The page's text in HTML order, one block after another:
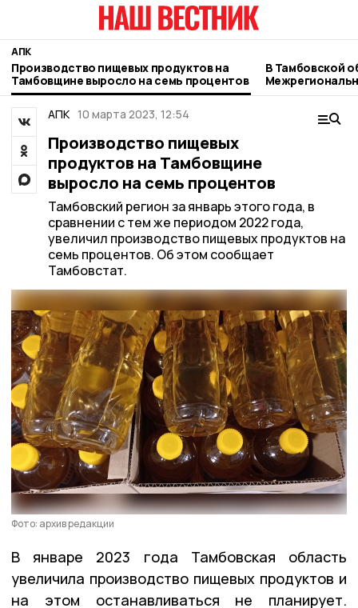
АПК
Производство пищевых продуктов на
Тамбовщине выросло на семь процентов
В Тамбовской
выставка
АПК 10 марта 2023, 12:54
Производство пищевых
продуктов на Тамбовщине
выросло на семь процентов
Тамбовский регион за январь этого года, в
сравнении с тем же периодом 2022 года,
увеличил производство пищевых продуктов на
семь процентов. Об этом сообщает
Тамбовстат.
Фото: архив редакции
В январе 2023 года Тамбовская область
увеличила производство пищевых продуктов и
на этом останавливаться не планирует.